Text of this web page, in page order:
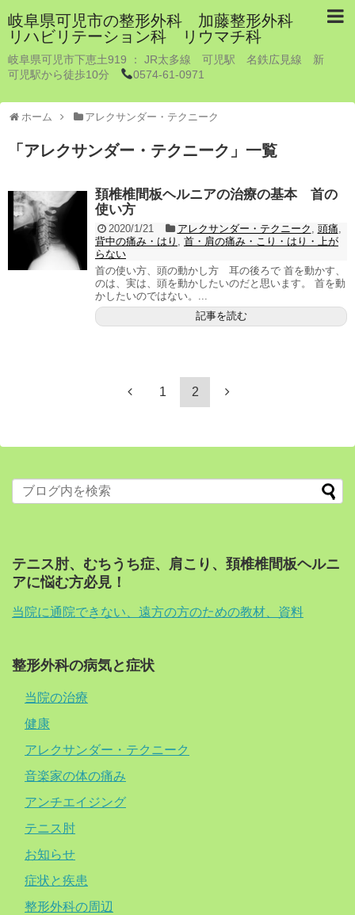
岐阜県可児市の整形外科 加藤整形外科
リハビリテーション科 リウマチ科
岐阜県可児市下恵土919 ： JR太多線 可児駅 名鉄広見線 新
可児駅から徒歩10分
0574-61-0971
ホーム アレクサンダー・テクニーク
「 アレクサンダー・テクニーク 」 一覧
頚椎椎間板ヘルニアの治療の基本 首の
使い方
2020/1/21 アレクサンダー・テクニーク , 頭痛,
背中の痛み・はり , 首・肩の痛み・こり・はり・上が
らない
首の使い方、頭の動かし方 耳の後ろで 首を動かす、
のは、実は、頭を動かしたいのだと思います。 首を動
かしたいのではない。...
記事を読む
1 2
テニス肘、むちうち症、肩こり、頚椎椎間板ヘルニ
アに悩む方必見！
当院に通院できない、遠方の方のための教材、資料
整形外科の病気と症状
当院の治療
健康
アレクサンダー・テクニーク
音楽家の体の痛み
アンチエイジング
テニス肘
お知らせ
症状と疾患
整形外科の周辺